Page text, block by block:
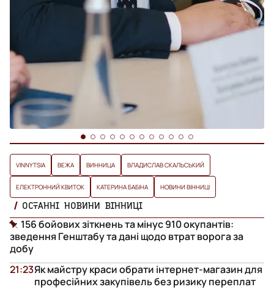
VINNYTSIA ВЕЖА ВИННИЦА ВЛАДИСЛАВ СКАЛЬСЬКИЙ
ЕЛЕКТРОННИЙ КВИТОК КАТЕРИНА БАБІНА НОВИНИ ВІННИЦІ
ОСТАННІ НОВИНИ ВІННИЦІ
156 бойових зіткнень та мінус 910 окупантів:
зведення Генштабу та дані щодо втрат ворога за
добу
Як майстру краси обрати інтернет-магазин для
професійних закупівель без ризику переплат
21:23